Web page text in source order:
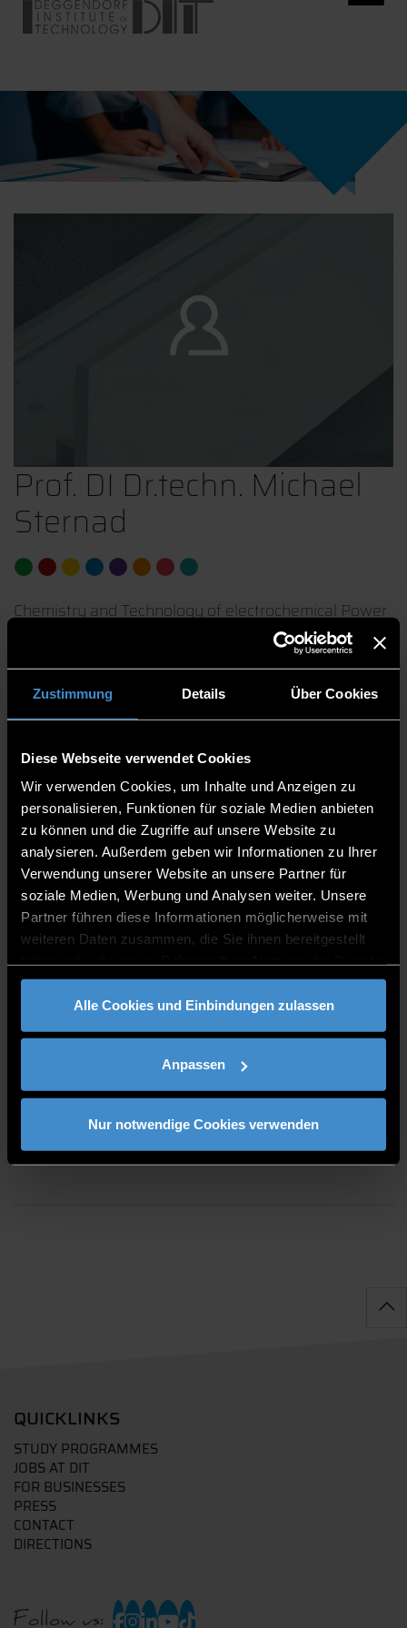
Zustimmung Details Über Cookies
Diese Webseite verwendet Cookies
Wir verwenden Cookies, um Inhalte und Anzeigen zu
personalisieren, Funktionen für soziale Medien anbieten
zu können und die Zugriffe auf unsere Website zu
analysieren. Außerdem geben wir Informationen zu Ihrer
Verwendung unserer Website an unsere Partner für
soziale Medien, Werbung und Analysen weiter. Unsere
Partner führen diese Informationen möglicherweise mit
weiteren Daten zusammen, die Sie ihnen bereitgestellt
gesammelt haben.
Alle Cookies und Einbindungen zulassen
Anpassen
Nur notwendige Cookies verwenden
Prof. DI Dr.techn. Michael
Sternad
Chemistry and Technology of electrochemical Power
Faculty of Electrical Engineering and Media
Technology
Professor
Scientific Director | Modern Mobility Research Center
R 112
0991/3615-324
CONSULTING TIME
PUBLICATIONS
QUICKLINKS
STUDY PROGRAMMES
JOBS AT DIT
FOR BUSINESSES
PRESS
CONTACT
DIRECTIONS
Follow us: